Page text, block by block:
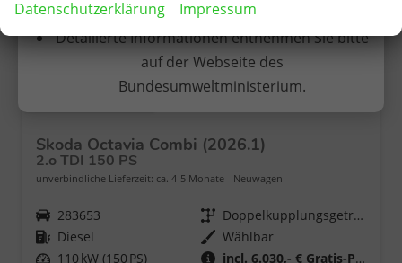
ab 352,– € mtl.
Skoda Octavia Combi (2026.1)
2.o TDI 150 PS
unverbindliche Lieferzeit: ca. 4-5 Monate Neuwagen
Fahrzeugnr. 283653 Getriebe
Doppelkupplungsgetriebe (DSG)
Kraftstoff Diesel
Wählbar
Leistung 110 kW (150 PS) incl. 6.030,- € Gratis-Paket
Datenschutzerklärung Impressum
Detailierte Informationen entnehmen Sie bitte
auf der Webseite des
Bundesumweltministerium.